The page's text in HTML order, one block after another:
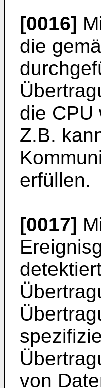
[0016]
die
die CPU
Z.B.
erfüllen.
[0017]
von